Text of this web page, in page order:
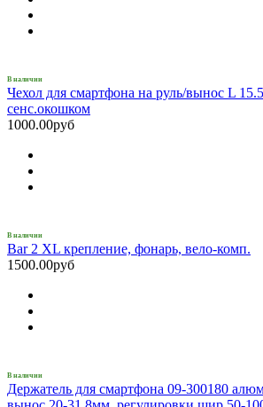
В наличии
Чехол для смартфона на руль/вынос L
сенс.окошком
1000.00руб
В наличии
Bar 2 XL крепление, фонарь, вело-комп.
1500.00руб
В наличии
Держатель для смартфона 09-300180